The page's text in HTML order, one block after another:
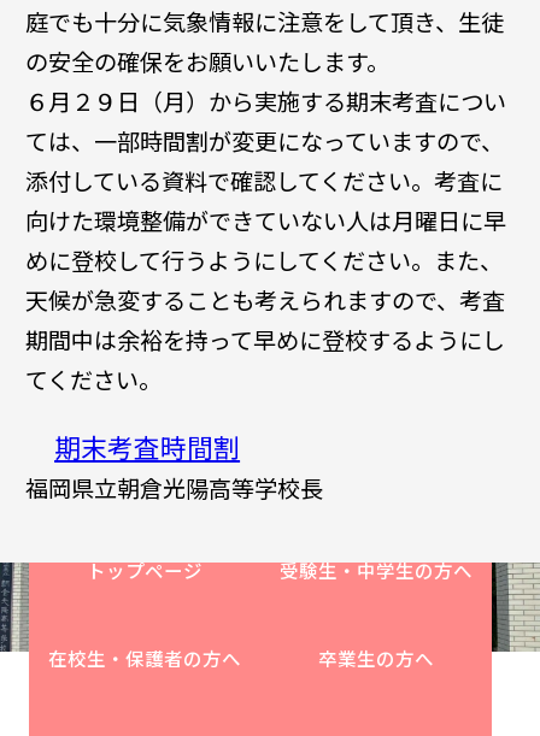
庭でも十分に気象情報に注意をして頂き、生徒
の安全の確保をお願いいたします。
６月２９日（月）から実施する期末考査につい
ては、一部時間割が変更になっていますので、
添付している資料で確認してください。考査に
向けた環境整備ができていない人は月曜日に早
めに登校して行うようにしてください。また、
天候が急変することも考えられますので、考査
期間中は余裕を持って早めに登校するようにし
てください。
期末考査時間割
福岡県立朝倉光陽高等学校長
トップページ 受験生・中学生の方へ
在校生・保護者の方へ 卒業生の方へ